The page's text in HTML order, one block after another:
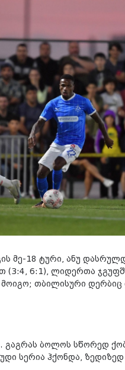
მე-18 ტური, ანუ
(3:4, 6:1), ლიდერთა
თბილისური
გაგრას ბოლოს სწორედ
სერია ჰქონდა, ზედიზედ